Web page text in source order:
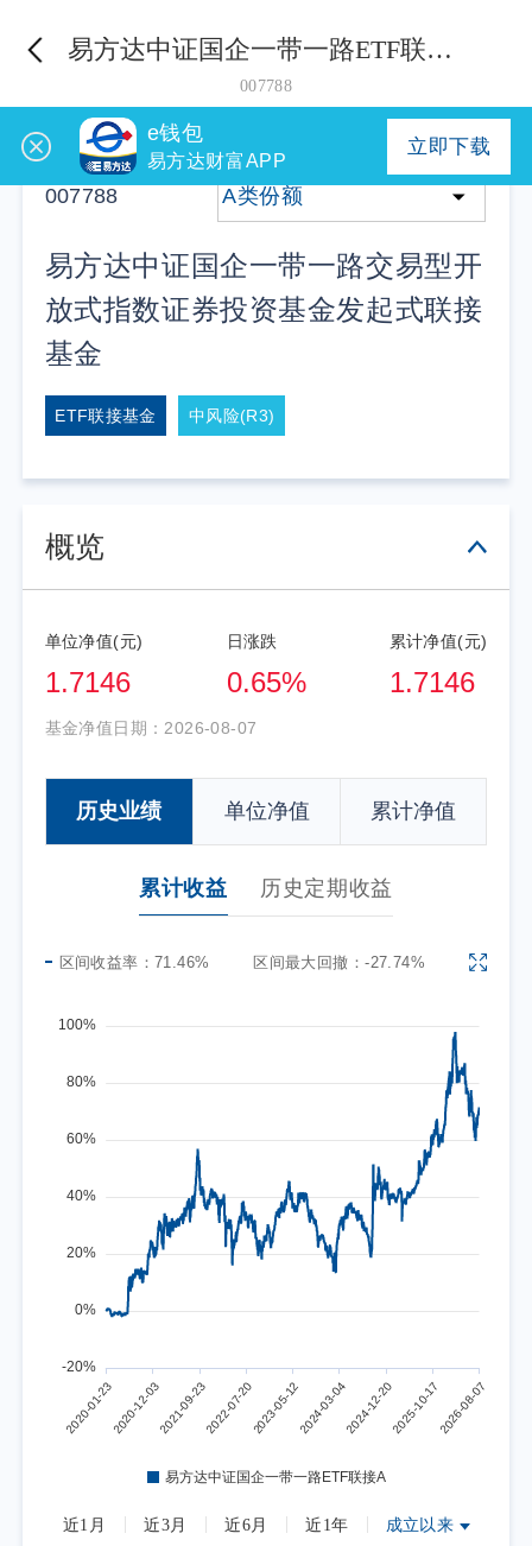
易方达中证国企一带一路ETF联接A
007788
007788 A类份额
易方达中证国企一带一路交易型开
放式指数证券投资基金发起式联接
基金
ETF联接基金 中风险(R3)
概览
单位净值(元)
1.7146
日涨跌
0.65%
累计净值(元)
1.7146
基金净值日期： 2026-08-07
历史业绩 单位净值 累计净值
累计收益 历史定期收益
区间收益率： 71.46% 区间最大回撤：-27.74%
近1月 近3月 近6月 近1年 成立以来
e钱包
易方达财富APP
立即下载